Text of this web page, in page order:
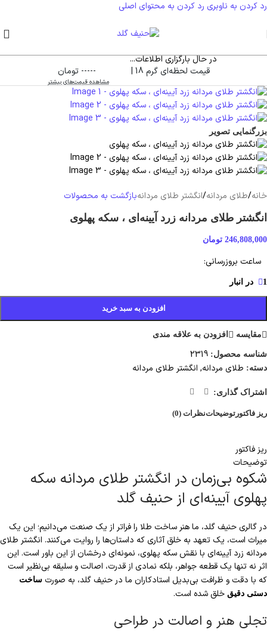
رد کردن به ناوبری رد کردن به محتوای اصلی
در حال بارگزاری اطلاعات...
قیمت لحظه‌ای گرم 18 |
----- تومان
مشاهده قیمت‌های بیشتر
بزرگنمایی تصویر
خانه/طلای مردانه/انگشتر طلای مردانهبازگشت به محصولات
انگشتر طلای مردانه زرد آیینه‌ای ، سکه پهلوی
246,808,000 تومان
ساعت بروزرسانی:
1 در انبار
افزودن به سبد خرید
مقایسه افزودن به علاقه مندی
شناسه محصول: 2319
دسته: طلای مردانه, انگشتر طلای مردانه
اشتراک گذاری:
ریز فاکتور توضیحاتنظرات (0)
ریز فاکتور
توضیحات
شکوه بی‌زمان در انگشتر طلای مردانه سکه
پهلوی آیینه‌ای از حنیف گلد
در گالری حنیف گلد، ما هنر ساخت طلا را فراتر از یک صنعت می‌دانیم؛ این یک
میراث است، یک تعهد به خلق آثاری که داستان‌ها را روایت می‌کنند. انگشتر طلای
مردانه زرد آیینه‌ای با نقش سکه پهلوی، نمونه‌ای درخشان از این باور است. این
اثر نه تنها یک قطعه جواهر، بلکه نمادی از قدرت، اصالت و سلیقه بی‌نظیر است
که با دقت و ظرافت بی‌بدیل استادکاران ما در حنیف گلد، به صورت ساخت
دستی دقیق خلق شده است.
تجلی هنر و اصالت در طراحی